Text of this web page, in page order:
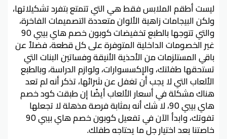
ليست أطقم الملابس فقط هي التي تتمتع بتفرد تشكيلاتها،
ولكن البيجامات زاهية الألوان متعددة التصميمات الفاخرة،
والتي تتوجها بالطبع تخفيضات كوبون خصم هاي بيبي 90
غير الخصومات الداخلية المتوفرة على كل قطعة، فضلاً عن
باقي المستلزمات من الأحذية الأنيقة وفساتين البنات التي
تستحقها طفلتك، والإكسسوارات، ولوازم الدراسة، وبالطبع
الألعاب التي لا يجب أن تغفل عن شرائها، تذكر أنه لم تعد
هناك مشكلة في أسعار الألعاب أيضًا إن طبقت كود خصم
هاي بيبي 90، لا شك أنه بمثابة فرصة مذهلة لا تجعلها
تفوتك، وابدأ الآن في تفعيل كوبون خصم هاي بيبي 90
خاصتنا بعد اختيار جل ما يحتاجه طفلك.